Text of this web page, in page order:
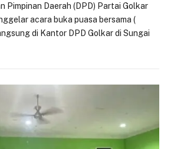
Pimpinan Daerah (DPD) Partai Golkar
acara buka puasa bersama (
di Kantor DPD Golkar di Sungai